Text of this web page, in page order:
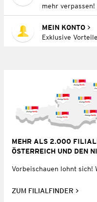
mehr verpassen!
MEIN KONTO
Exklusive
MEHR ALS 2.000
ÖSTERREICH UND DEN
Vorbeischauen lohnt sich!
ZUM FILIALFINDER